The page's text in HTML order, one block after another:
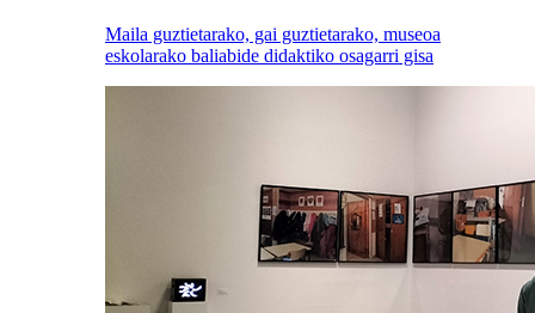
Maila guztietarako, gai guztietarako, museoa
eskolarako baliabide didaktiko osagarri gisa